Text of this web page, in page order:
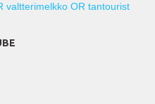
valtterimelkko OR tantourist